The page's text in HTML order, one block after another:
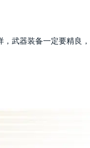
武器装备一定要精良，